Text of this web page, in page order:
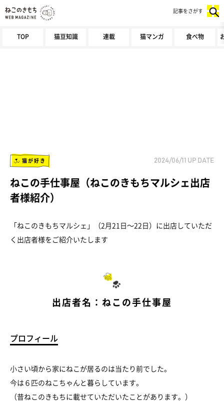
TOP 猫豆知識 連載 猫マンガ 食べ物
記事をさがす
猫が好き 2024/06/11 UP DATE
ねこの手仕事屋（ねこのきもちマルシェ出店
者様紹介）
「ねこのきもちマルシェ」（2月21日～22日）に出店していただ
く出店者様をご紹介いたします
出店者名：ねこの手仕事屋
プロフィール
小さい頃から家にねこが居るのは当たり前でした。
今は６匹のねこちゃんと暮らしています。
（昔ねこのきもちに載せていただいたことがあります。）